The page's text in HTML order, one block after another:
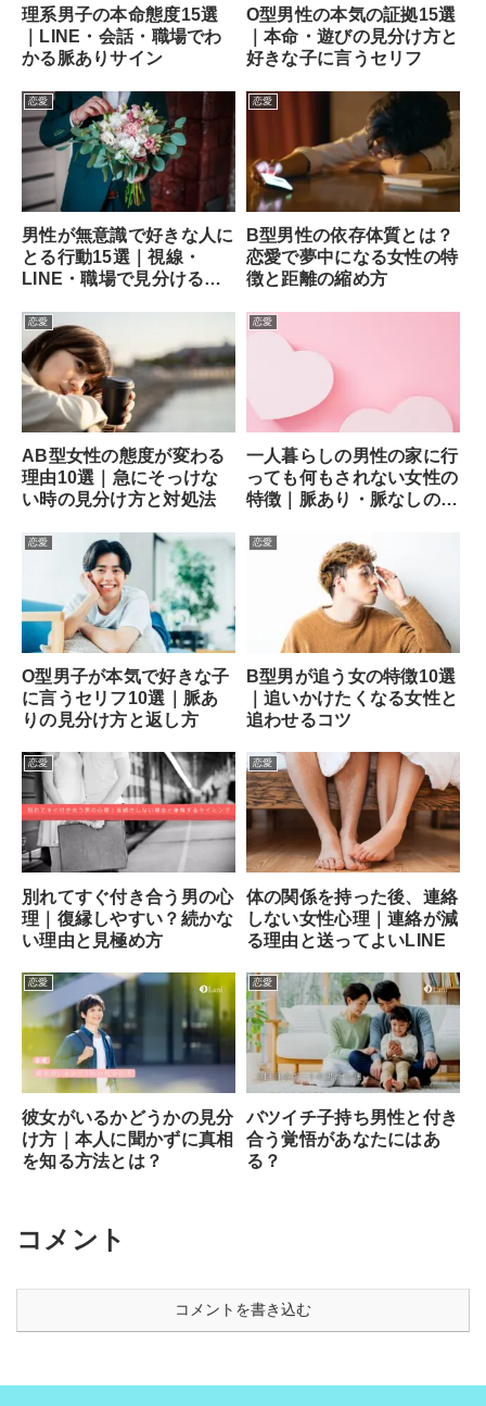
理系男子の本命態度15選
｜LINE・会話・職場でわ
かる脈ありサイン
O型男性の本気の証拠15選
｜本命・遊びの見分け方と
好きな子に言うセリフ
恋愛
男性が無意識で好きな人に
とる行動15選｜視線・
LINE・職場で見分ける方
恋愛
B型男性の依存体質とは？
恋愛で夢中になる女性の特
徴と距離の縮め方
恋愛
AB型女性の態度が変わる
理由10選｜急にそっけな
い時の見分け方と対処法
恋愛
一人暮らしの男性の家に行
っても何もされない女性の
特徴｜脈あり・脈なしの見
恋愛
O型男子が本気で好きな子
に言うセリフ10選｜脈あ
りの見分け方と返し方
恋愛
B型男が追う女の特徴10選
｜追いかけたくなる女性と
追わせるコツ
恋愛
別れてすぐ付き合う男の心
理｜復縁しやすい？続かな
い理由と見極め方
恋愛
体の関係を持った後、連絡
しない女性心理｜連絡が減
る理由と送ってよいLINE
恋愛
彼女がいるかどうかの見分
け方｜本人に聞かずに真相
を知る方法とは？
恋愛
バツイチ子持ち男性と付き
合う覚悟があなたにはあ
る？
コメント
コメントを書き込む